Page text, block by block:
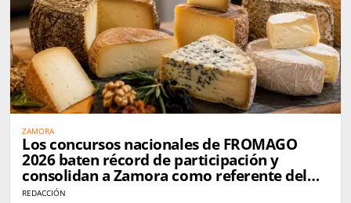
ZAMORA
Los concursos nacionales de FROMAGO
2026 baten récord de participación y
consolidan a Zamora como referente del
queso en España
REDACCIÓN